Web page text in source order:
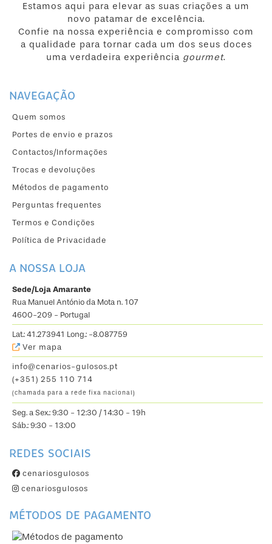
Estamos aqui para elevar as suas criações a um
novo patamar de excelência.
Confie na nossa experiência e compromisso com
a qualidade para tornar cada um dos seus doces
uma verdadeira experiência gourmet.
NAVEGAÇÃO
Quem somos
Portes de envio e prazos
Contactos/Informações
Trocas e devoluções
Métodos de pagamento
Perguntas frequentes
Termos e Condições
Política de Privacidade
A NOSSA LOJA
Sede/Loja Amarante
Rua Manuel António da Mota n. 107
4600-209 - Portugal
Lat.: 41.273941 Long.: -8.087759
Ver mapa
info@cenarios-gulosos.pt
(+351) 255 110 714
(chamada para a rede fixa nacional)
Seg. a Sex.: 9:30 - 12:30 / 14:30 - 19h
Sáb.: 9:30 - 13:00
REDES SOCIAIS
cenariosgulosos
cenariosgulosos
MÉTODOS DE PAGAMENTO